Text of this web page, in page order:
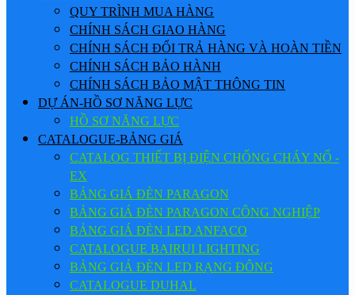
QUY TRÌNH MUA HÀNG
CHÍNH SÁCH GIAO HÀNG
CHÍNH SÁCH ĐỔI TRẢ HÀNG VÀ HOÀN TIỀN
CHÍNH SÁCH BẢO HÀNH
CHÍNH SÁCH BẢO MẬT THÔNG TIN
DỰ ÁN-HỒ SƠ NĂNG LỰC
HỒ SƠ NĂNG LỰC
CATALOGUE-BẢNG GIÁ
CATALOG THIẾT BỊ ĐIỆN CHỐNG CHÁY NỔ -
EX
BẢNG GIÁ ĐÈN PARAGON
BẢNG GIÁ ĐÈN PARAGON CÔNG NGHIỆP
BẢNG GIÁ ĐÈN LED ANFACO
CATALOGUE BAIRUI LIGHTING
BẢNG GIÁ ĐÈN LED RẠNG ĐÔNG
CATALOGUE DUHAL